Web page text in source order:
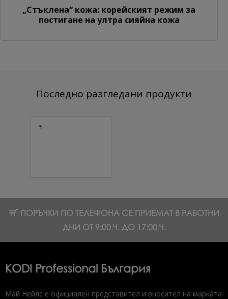
„Стъклена“ кожа: корейският режим за
постигане на ултра сияйна кожа
Последно разгледани продукти
ПОРЪЧКИ ПО ТЕЛЕФОНА СЕ ПРИЕМАТ В РАБОТНИ
ДНИ ОТ 9:00 Ч. ДО 17:00 Ч.
KODI Professional България
Май Нейлс е официален представител и вносител на марката